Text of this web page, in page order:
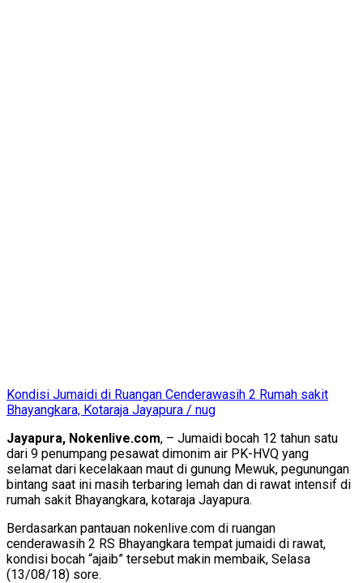
Kondisi Jumaidi di Ruangan Cenderawasih 2 Rumah sakit
Bhayangkara, Kotaraja Jayapura / nug
Jayapura, Nokenlive.com, – Jumaidi bocah 12 tahun satu
dari 9 penumpang pesawat dimonim air PK-HVQ yang
selamat dari kecelakaan maut di gunung Mewuk, pegunungan
bintang saat ini masih terbaring lemah dan di rawat intensif di
rumah sakit Bhayangkara, kotaraja Jayapura.
Berdasarkan pantauan nokenlive.com di ruangan
cenderawasih 2 RS Bhayangkara tempat jumaidi di rawat,
kondisi bocah “ajaib” tersebut makin membaik, Selasa
(13/08/18) sore.